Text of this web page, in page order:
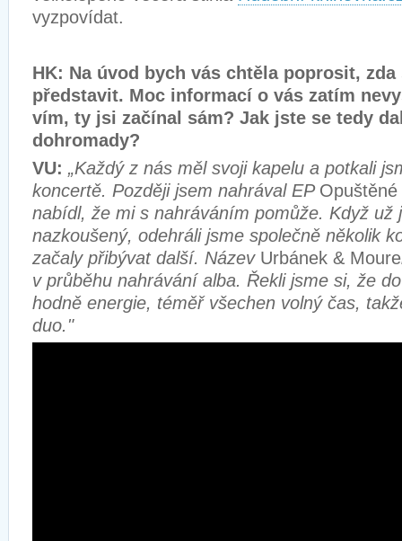
vyzpovídat.
HK: Na úvod bych vás chtěla poprosit, zda
představit. Moc informací o vás zatím
vím, ty jsi začínal sám? Jak jste se tedy
dohromady?
VU: „Každý z nás měl svoji kapelu a potkali
koncertě. Později jsem nahrával EP
nabídl, že mi s nahráváním pomůže. Když už
nazkoušený, odehráli jsme společně několik
začaly přibývat další. Název Urbánek & Moure
v průběhu nahrávání alba. Řekli jsme si, že
hodně energie, téměř všechen volný čas,
duo."